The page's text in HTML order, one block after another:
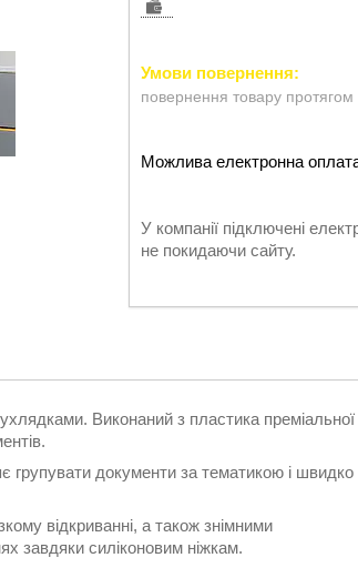
повернення товару протягом
У компанії підключені
не покидаючи сайту.
Виконаний з пластика преміальної
групувати документи за тематикою і швидко
відкриванні, а також знімними
завдяки силіконовим ніжкам.